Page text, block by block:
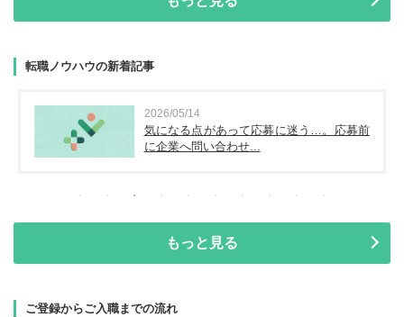
転職ノウハウの新着記事
2026/05/14
気になる点があって応募に迷う…。応募前
に企業へ問い合わせ...
もっと見る
ご登録からご入職までの流れ